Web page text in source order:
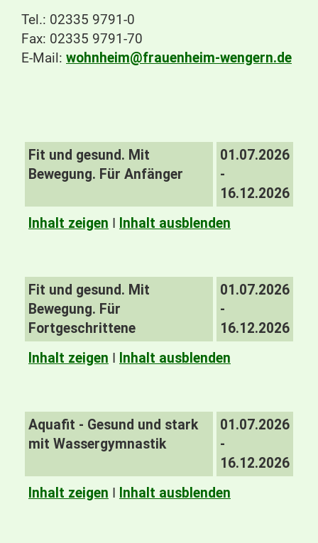
Tel.: 02335 9791-0
Fax: 02335 9791-70
E-Mail: wohnheim@frauenheim-wengern.de
Fit und gesund. Mit
Bewegung. Für Anfänger
01.07.2026
-
16.12.2026
Inhalt zeigen I Inhalt ausblenden
Fit und gesund. Mit
Bewegung. Für
Fortgeschrittene
01.07.2026
-
16.12.2026
Inhalt zeigen I Inhalt ausblenden
Aquafit - Gesund und stark
mit Wassergymnastik
01.07.2026
-
16.12.2026
Inhalt zeigen I Inhalt ausblenden